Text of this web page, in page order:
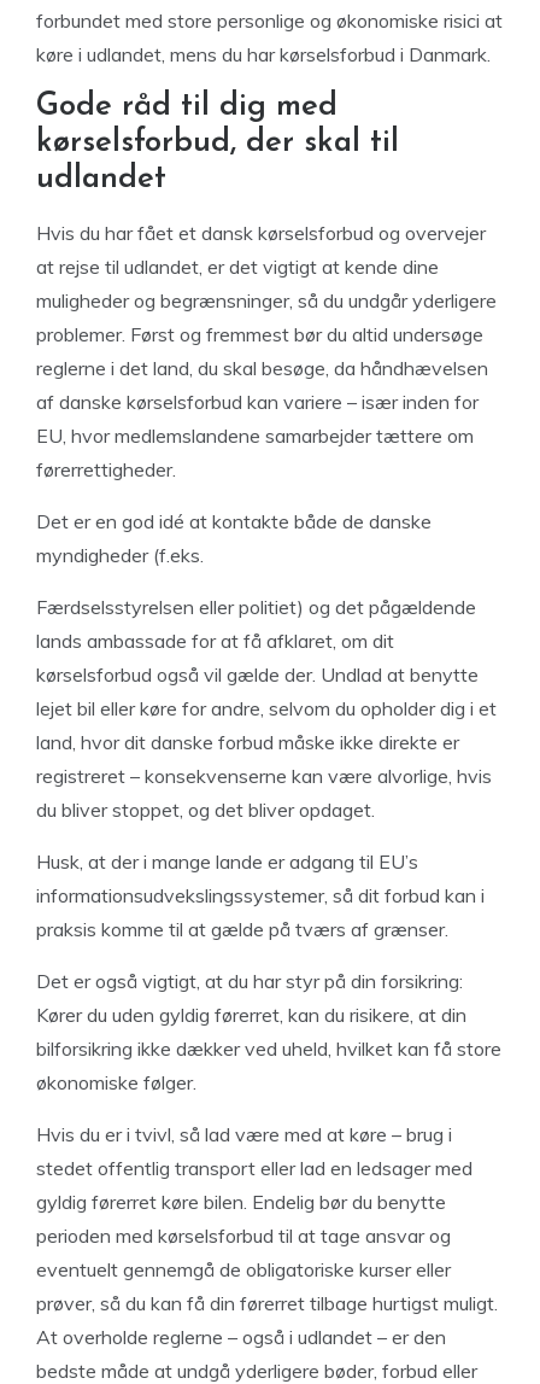
forbundet med store personlige og økonomiske risici at
køre i udlandet, mens du har kørselsforbud i Danmark.
Gode råd til dig med
kørselsforbud, der skal til
udlandet
Hvis du har fået et dansk kørselsforbud og overvejer
at rejse til udlandet, er det vigtigt at kende dine
muligheder og begrænsninger, så du undgår yderligere
problemer. Først og fremmest bør du altid undersøge
reglerne i det land, du skal besøge, da håndhævelsen
af danske kørselsforbud kan variere – især inden for
EU, hvor medlemslandene samarbejder tættere om
førerrettigheder.
Det er en god idé at kontakte både de danske
myndigheder (f.eks.
Færdselsstyrelsen eller politiet) og det pågældende
lands ambassade for at få afklaret, om dit
kørselsforbud også vil gælde der. Undlad at benytte
lejet bil eller køre for andre, selvom du opholder dig i et
land, hvor dit danske forbud måske ikke direkte er
registreret – konsekvenserne kan være alvorlige, hvis
du bliver stoppet, og det bliver opdaget.
Husk, at der i mange lande er adgang til EU’s
informationsudvekslingssystemer, så dit forbud kan i
praksis komme til at gælde på tværs af grænser.
Det er også vigtigt, at du har styr på din forsikring:
Kører du uden gyldig førerret, kan du risikere, at din
bilforsikring ikke dækker ved uheld, hvilket kan få store
økonomiske følger.
Hvis du er i tvivl, så lad være med at køre – brug i
stedet offentlig transport eller lad en ledsager med
gyldig førerret køre bilen. Endelig bør du benytte
perioden med kørselsforbud til at tage ansvar og
eventuelt gennemgå de obligatoriske kurser eller
prøver, så du kan få din førerret tilbage hurtigst muligt.
At overholde reglerne – også i udlandet – er den
bedste måde at undgå yderligere bøder, forbud eller